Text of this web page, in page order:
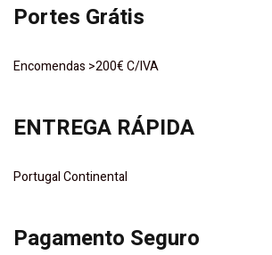
Portes Grátis
Encomendas >200€ C/IVA
ENTREGA RÁPIDA
Portugal Continental
Pagamento Seguro